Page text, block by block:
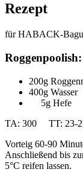
Rezept
für HABACK-
Roggenpoolish:
200g
400g Wasser
5g Hefe
TA: 300 TT: 23-
Vorteig 60-90
Anschließend bis
5°C reifen lassen.